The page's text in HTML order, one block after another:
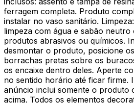
ferragem completa. Produto
instalar no vaso sanitário.
limpeza com água e sabão neutro
produtos abrasivos ou químicos.
desmontar o produto, posicione
borrachas pretas sobre os
os encaixe dentro deles. Aperte
no sentido horário até ficar firme.
anúncio inclui somente o produto
acima. Todos os elementos